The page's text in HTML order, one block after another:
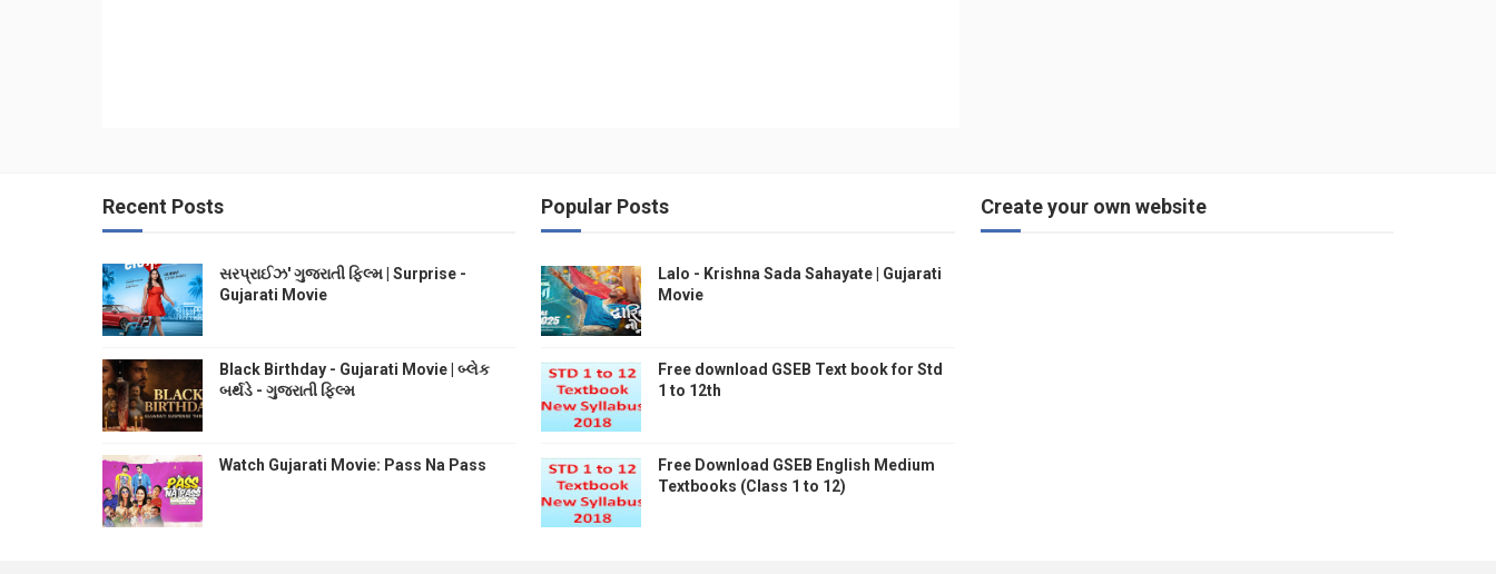
Recent Posts
સરપ્રાઈઝ' ગુજરાતી ફિલ્મ | Surprise -
Gujarati Movie
Black Birthday - Gujarati Movie | બ્લેક
બર્થડે - ગુજરાતી ફિલ્મ
Watch Gujarati Movie: Pass Na Pass
Popular Posts
Lalo - Krishna Sada Sahayate | Gujarati
Movie
Free download GSEB Text book for Std
1 to 12th
Free Download GSEB English Medium
Textbooks (Class 1 to 12)
Create your own website